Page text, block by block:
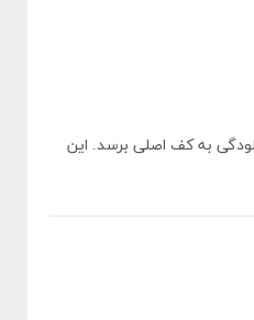
به کف اصلی برسد. این